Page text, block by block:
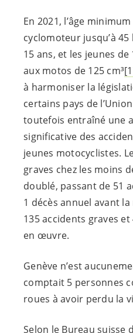
En 2021, l’âge
cyclomoteur jusqu’à
15 ans, et les jeunes
aux motos de 125 cm³
à harmoniser la
certains pays de
toutefois entraîné une
significative des
jeunes motocyclistes.
graves chez les moins
doublé, passant de 51
1 décès annuel avant
135 accidents graves
en œuvre.
Genève n’est
comptait 5 personnes
roues à avoir perdu la
Selon le Bureau suisse